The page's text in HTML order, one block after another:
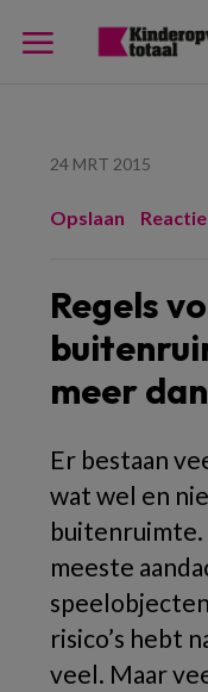
24 MRT 2015
Opslaan
Regels
meer
Er bestaan
wat wel en
buitenruimte.
meeste
risico’s hebt
veel. Maar